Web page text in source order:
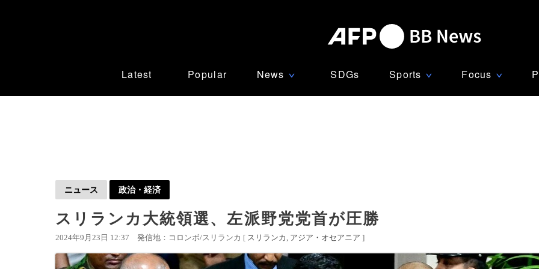
Latest Popular News ∨ SDGs Sports ∨ Focus ∨
ニュース 政治・経済
スリランカ大統領選、左派野党党首が圧勝
2024年9月23日 12:37 発信地：コロンボ/スリランカ [ スリランカ アジア・オセアニア ]